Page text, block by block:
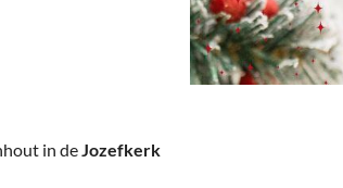
On-line bestellen in Zuidhorn
Diensten, Gemak & Zakelijk
in de Jozefkerk